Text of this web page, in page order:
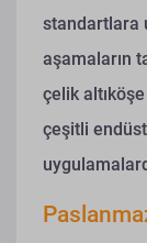
standartlara
aşamaların
çelik
çeşitli